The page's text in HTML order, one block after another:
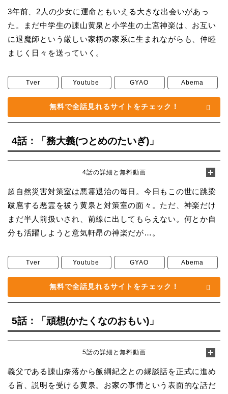
3年前、2人の少女に運命ともいえる大きな出会いがあっ
た。まだ中学生の諌山黄泉と小学生の土宮神楽は、お互い
に退魔師という厳しい家柄の家系に生まれながらも、仲睦
まじく日々を送っていく。
Tver Youtube GYAO Abema
無料で全話見れるサイトをチェック！
4話：「務大義(つとめのたいぎ)」
4話の詳細と無料動画
超自然災害対策室は悪霊退治の毎日。今日もこの世に跳梁
跋扈する悪霊を祓う黄泉と対策室の面々。ただ、神楽だけ
まだ半人前扱いされ、前線に出してもらえない。何とか自
分も活躍しようと意気軒昂の神楽だが…。
Tver Youtube GYAO Abema
無料で全話見れるサイトをチェック！
5話：「頑想(かたくなのおもい)」
5話の詳細と無料動画
義父である諌山奈落から飯綱紀之との縁談話を正式に進め
る旨、説明を受ける黄泉。お家の事情という表面的な話だ